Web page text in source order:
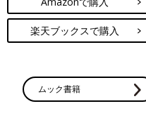
楽天ブックスで購入
ムック書籍